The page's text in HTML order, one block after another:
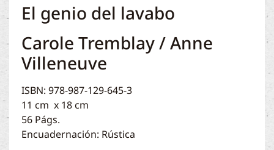
El genio del lavabo
Carole Tremblay / Anne
Villeneuve
ISBN: 978-987-129-645-3
11 cm x 18 cm
56 Págs.
Encuadernación: Rústica